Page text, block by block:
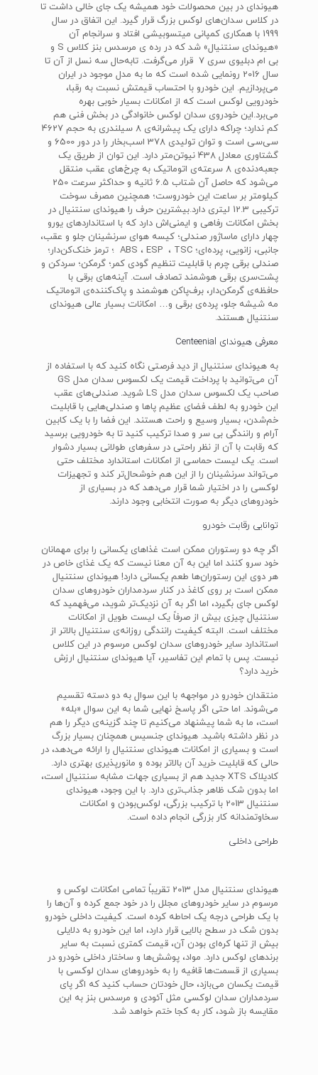
هیوندای در بین محصولات خود همیشه یک جای خالی داشت تا
در کلاس سدان‌های لوکس بزرگ قرار گیرد. این اتفاق در سال
1999 با همکاری کمپانی میتسوبیشی افتاد و سرانجام آن
«هیوندای سنتنیال» شد که در رده ی مرسدس بنز کلاس S و
بی ام دبلیوی سری 7 قرار می‌گرفت. تابه‌حال سه نسل از آن تا
سال 2016 رونمایی شده است که ما به مدل موجود در ایران
می‌پردازیم. این خودرو با احتساب قیمتش نسبت به رقبا،
خودرویی لوکس است که از امکانات بسیار خوبی بهره
می‌برد.این خودروی سدان لوکس خانوادگی در بخش فنی هم
کم ندارد؛ چراکه دارای یک پیشرانه‌ی 8 سیلندری به حجم 4627
سی‌سی است و توان تولیدی 378 اسب‌بخار را در دور 6500 و
گشتاوری معادل 438 نیوتن‌متر دارد. این توان از طریق یک
جعبه‌دنده‌ی 8 سرعته‌ی اتوماتیک به چرخ‌های عقب منتقل
می‌شود که حاصل آن شتاب 6.5 ثانیه و حداکثر سرعت 250
کیلومتر بر ساعت این خودروست؛ همچنین مصرف سوخت
ترکیبی 12.3 لیتری دارد.بیشترین حرف را هیوندای سنتنیال در
بخش امکانات رفاهی و ایمنی‌اش دارد که با استانداردهای یورو
چهار دارای ماساژور صندلی؛ کیسه هوای سرنشینان جلو و عقب،
جانبی، زانویی، پرده‌ای؛ ABS ، ESP ، TSC ؛ ترمز خنک‌کن‌دار؛
صندلی برقی چرم با قابلیت تنظیم گودی کمر؛ گرمکن؛ سردکن و
پشت‌سری برقی هوشمند تصادف است. آینه‌های برقی با
حافظه‌ی گرمکن‌دار، برف‌پاکن هوشمند و پاک‌کننده‌ی اتوماتیک
مه شیشه جلو، پرده‌ی برقی و… امکانات بسیار عالی هیوندای
سنتنیال هستند.
معرفی هیوندای Centeenial
به هیوندای سنتنیال از دید فرصتی نگاه کنید که با استفاده از
آن می‌توانید با پرداخت قیمت یک لکسوس سدان مدل GS
صاحب یک لکسوس سدان مدل LS شوید. صندلی‌های عقب
این خودرو به لطف فضای عظیم پاها و صندلی‌هایی با قابلیت
خم‌شدن، بسیار وسیع و راحت هستند. این فضا را با یک کابین
آرام و رانندگی بی سر و صدا ترکیب کنید تا به خودرویی برسید
که رقابت با آن از نظر راحتی در سفرهای طولانی بسیار دشوار
است. یک لیست حماسی از امکانات استاندارد مختلف حتی
می‌تواند سرنشینان را از این هم خوشحال‌تر کند و تجهیزات
لوکسی را در اختیار شما قرار می‌دهد که در بسیاری از
خودروهای دیگر به صورت انتخابی وجود دارند.
توانایی رقابت خودرو
اگر چه دو رستوران ممکن است غذاهای یکسانی را برای مهمانان
خود سرو کنند اما این به آن معنا نیست که یک غذای خاص در
هر دوی این رستوران‌ها طعم یکسانی دارد! هیوندای سنتنیال
ممکن است بر روی کاغذ در کنار سردمداران خودروهای سدان
لوکس جای بگیرد، اما اگر به آن نزدیک‌تر شوید، می‌فهمید که
سنتنیال چیزی بیش از صرفاً یک لیست طویل از امکانات
مختلف است. البته کیفیت رانندگی روزانه‌ی سنتنیال بالاتر از
استاندارد سایر خودروهای سدان لوکس مرسوم در این کلاس
نیست. پس با تمام این تفاسیر، آیا هیوندای سنتنیال ارزش
خرید دارد؟
منتقدان خودرو در مواجهه با این سوال به دو دسته تقسیم
می‌شوند. اما حتی اگر پاسخ نهایی شما به این سوال «بله»
است، ما به شما پیشنهاد می‌کنیم تا چند گزینه‌ی دیگر را هم
در نظر داشته باشید. هیوندای جنسیس همچنان بسیار بزرگ
است و بسیاری از امکانات هیوندای سنتنیال را ارائه می‌دهد، در
حالی که قابلیت خرید آن بالاتر بوده و مانورپذیری بهتری دارد.
کادیلاک XTS جدید هم از بسیاری جهات مشابه سنتنیال است،
اما بدون شک ظاهر جذاب‌تری دارد. با این وجود، هیوندای
سنتنیال 2013 با ترکیب بزرگی، لوکس‌بودن و امکانات
سخاوتمندانه کار بزرگی انجام داده است.
طراحی داخلی
هیوندای سنتنیال مدل 2013 تقریباً تمامی امکانات لوکس و
مرسوم در سایر خودروهای مجلل را در خود جمع کرده و آن‌ها را
با یک طراحی درجه یک احاطه کرده است. کیفیت داخلی خودرو
بدون شک در سطح بالایی قرار دارد، اما این خودرو به دلایلی
بیش از تنها کره‌ای بودن آن، قیمت کمتری نسبت به سایر
برندهای لوکس دارد. مواد، پوشش‌ها و ساختار داخلی خودرو در
بسیاری از قسمت‌ها قافیه را به خودروهای سدان لوکسی با
قیمت یکسان می‌بازد، حال خودتان حساب کنید که اگر پای
سردمداران سدان لوکسی مثل آئودی و مرسدس بنز به این
مقایسه باز شود، کار به کجا ختم خواهد شد.